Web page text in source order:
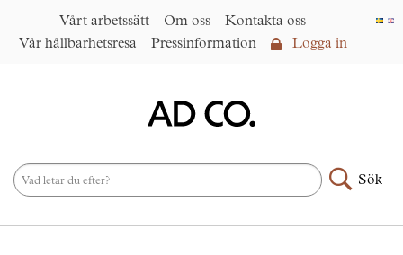
Vårt arbetssätt Om oss
Kontakta oss
Vår hållbarhetsresa
Pressinformation Logga in
Sök
Om oss